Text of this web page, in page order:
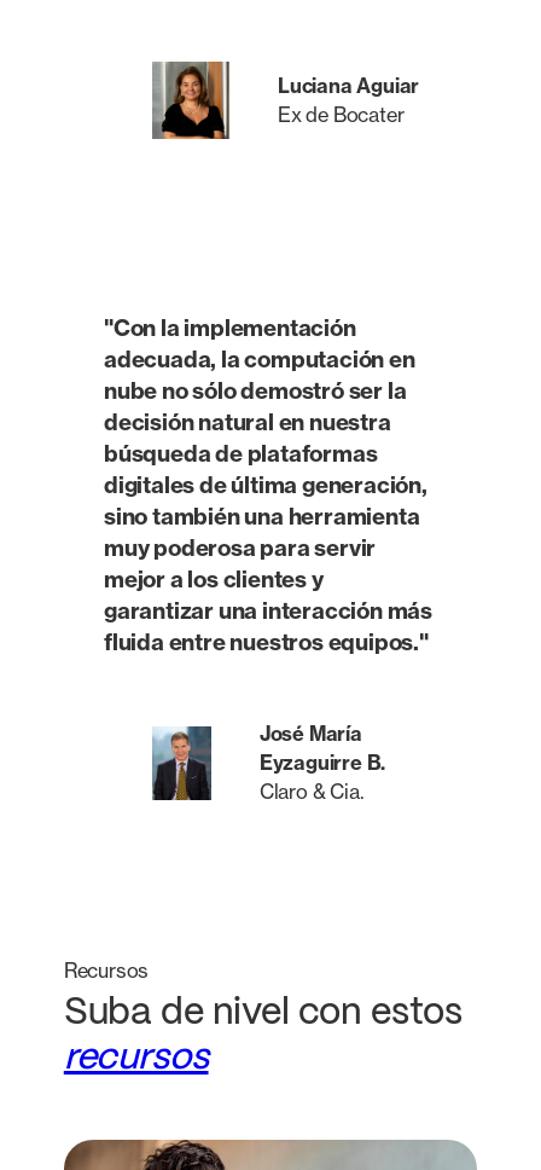
Luciana Aguiar
Ex de Bocater
"Con la implementación
adecuada, la computación en
nube no sólo demostró ser la
decisión natural en nuestra
búsqueda de plataformas
digitales de última generación,
sino también una herramienta
muy poderosa para servir
mejor a los clientes y
garantizar una interacción más
fluida entre nuestros equipos."
José María
Eyzaguirre B.
Claro & Cia.
Recursos
Suba de nivel con estos
recursos